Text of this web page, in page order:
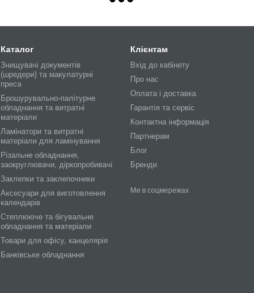
Каталог
Знищувачі документів
(шредери) та макулатурні
преса
Брошурувально-палітурне
обладнання та витратні
матеріали
Ламінатори та витратні
матеріали для ламінування
Різальне обладнання,
заокруглювачи, діркопробивачі
Заклепки та заклепочники
Аксесуари для виготовлення
календарів
Степлююче та бігувальне
обладнання та матеріали
Товари для офісу, канцелярія
Банківське обладнання
Клієнтам
Вхід до кабінету
Про нас
Оплата і доставка
Гарантія та сервіс
Контактна інформація
Партнерам
Блог
Бренди
Ми в соцмережах